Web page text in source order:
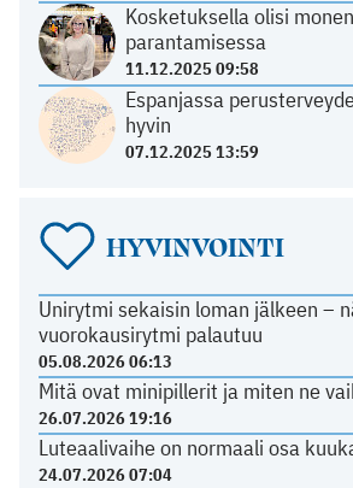
Kosketuksella olisi
parantamisessa
11.12.2025 09:58
Espanjassa
hyvin
07.12.2025 13:59
HYVINVOINTI
Unirytmi sekaisin loman jälkeen –
vuorokausirytmi palautuu
05.08.2026 06:13
Mitä ovat minipillerit ja miten ne
26.07.2026 19:16
Luteaalivaihe on normaali osa
24.07.2026 07:04